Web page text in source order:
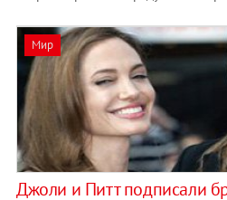
Мир
Джоли и Питт подписали